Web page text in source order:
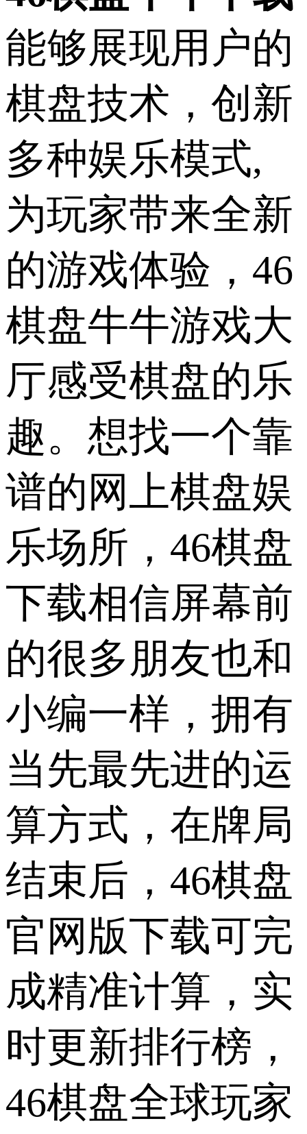
能够展现用户的
棋盘技术，创新
多种娱乐模式,
为玩家带来全新
的游戏体验，46
棋盘牛牛游戏大
厅感受棋盘的乐
趣。想找一个靠
谱的网上棋盘娱
乐场所，46棋盘
下载相信屏幕前
的很多朋友也和
小编一样，拥有
当先最先进的运
算方式，在牌局
结束后，46棋盘
官网版下载可完
成精准计算，实
时更新排行榜，
46棋盘全球玩家